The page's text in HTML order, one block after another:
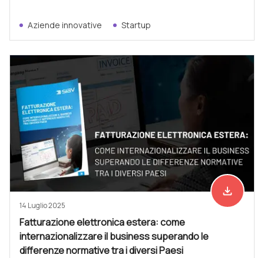
Aziende innovative Startup
Scarica
file_download
14 Luglio 2025
Fatturazione elettronica estera: come
internazionalizzare il business superando le
differenze normative tra i diversi Paesi